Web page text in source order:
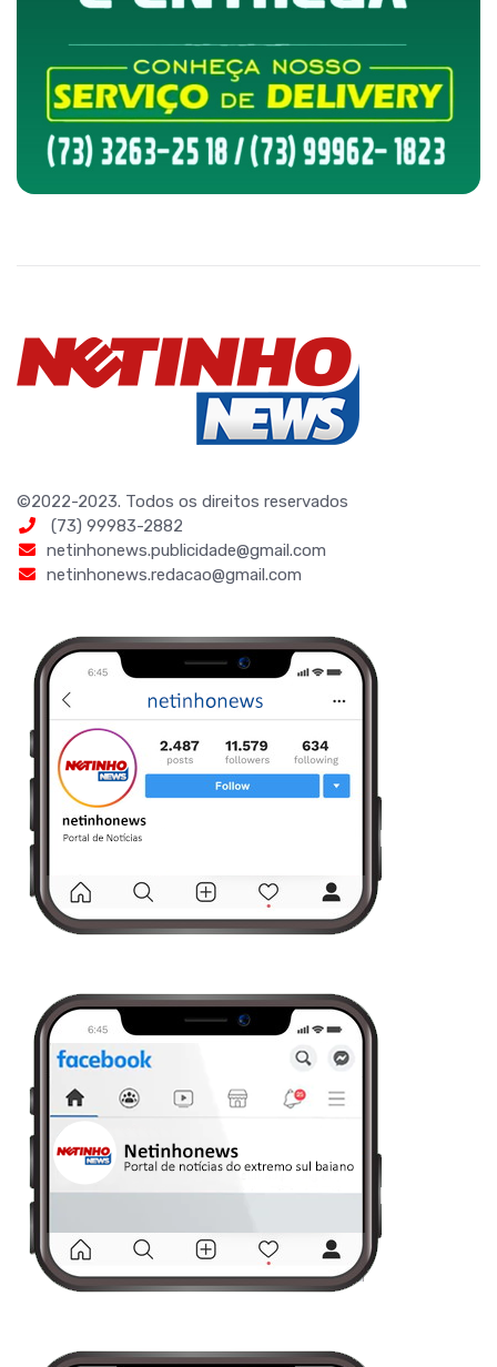
©2022-2023. Todos os direitos reservados
(73) 99983-2882
netinhonews.publicidade@gmail.com
netinhonews.redacao@gmail.com